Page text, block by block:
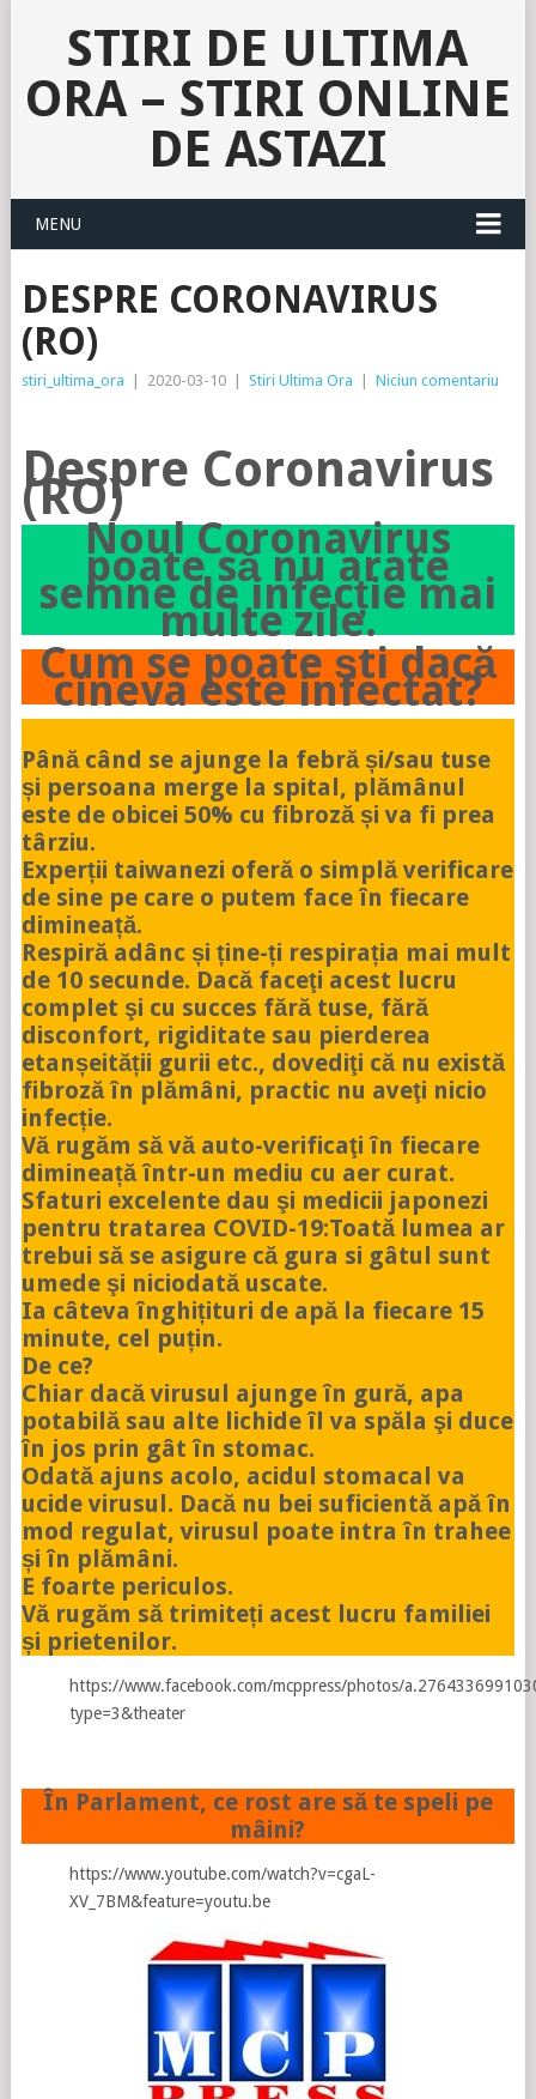
STIRI DE ULTIMA
ORA – STIRI ONLINE
DE ASTAZI
MENU
DESPRE CORONAVIRUS
(RO)
stiri_ultima_ora 2020-03-10 Stiri Ultima Ora Niciun comentariu
Despre Coronavirus
(RO)
Noul Coronavirus
poate să nu arate
semne de infecție mai
multe zile.
Cum se poate ști dacă
cineva este infectat?
Până când se ajunge la febră și/sau tuse
și persoana merge la spital, plămânul
este de obicei 50% cu fibroză și va fi prea
târziu.
Experții taiwanezi oferă o simplă verificare
de sine pe care o putem face în fiecare
dimineață.
Respiră adânc și ține-ți respirația mai mult
de 10 secunde. Dacă faceţi acest lucru
complet şi cu succes fără tuse, fără
disconfort, rigiditate sau pierderea
etanșeității gurii etc., dovediţi că nu există
fibroză în plămâni, practic nu aveţi nicio
infecție.
Vă rugăm să vă auto-verificaţi în fiecare
dimineață într-un mediu cu aer curat.
Sfaturi excelente dau şi medicii japonezi
pentru tratarea COVID-19:Toată lumea ar
trebui să se asigure că gura si gâtul sunt
umede şi niciodată uscate.
Ia câteva înghițituri de apă la fiecare 15
minute, cel puțin.
De ce?
Chiar dacă virusul ajunge în gură, apa
potabilă sau alte lichide îl va spăla şi duce
în jos prin gât în stomac.
Odată ajuns acolo, acidul stomacal va
ucide virusul. Dacă nu bei suficientă apă în
mod regulat, virusul poate intra în trahee
și în plămâni.
E foarte periculos.
Vă rugăm să trimiteți acest lucru familiei
și prietenilor.
https://www.facebook.com/mcppress/photos/
type=3&theater
În Parlament, ce rost are să te speli pe
mâini?
https://www.youtube.com/watch?v=cgaL-
XV_7BM&feature=youtu.be